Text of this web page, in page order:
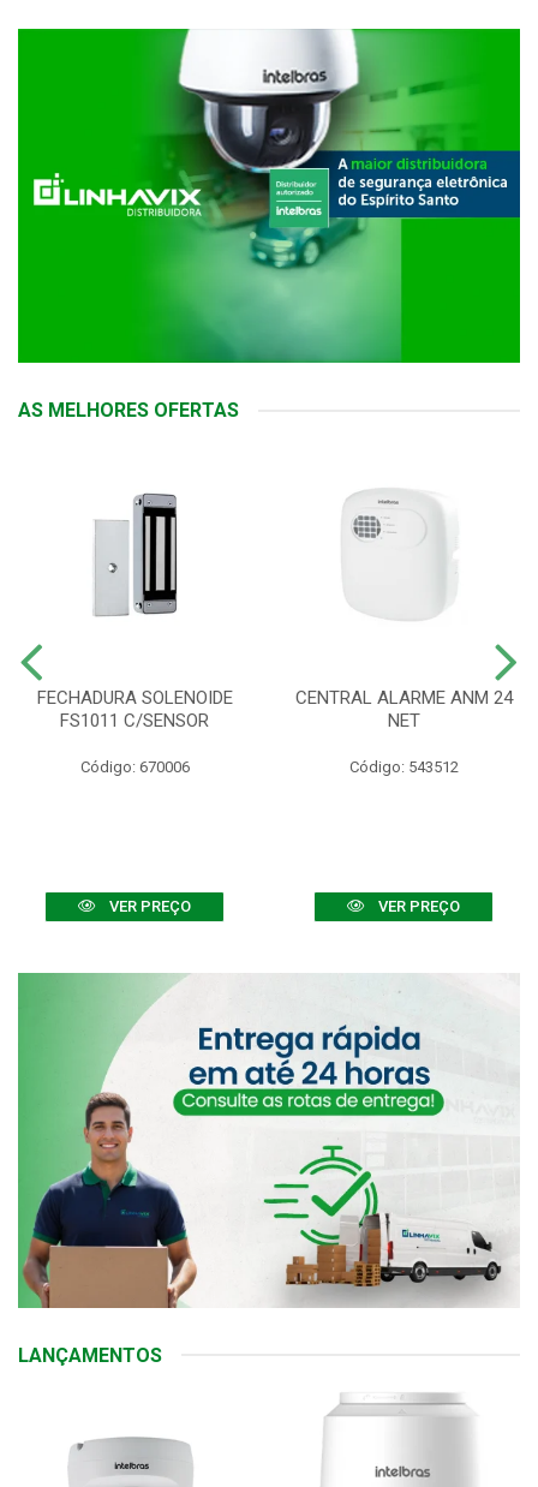
AS MELHORES OFERTAS
FECHADURA SOLENOIDE
FS1011 C/SENSOR
Código: 670006
VER PREÇO
CENTRAL ALARME ANM 24
NET
Código: 543512
VER PREÇO
LANÇAMENTOS